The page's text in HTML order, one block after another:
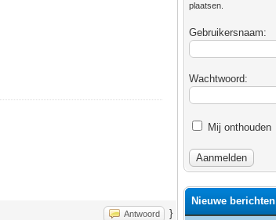
Antwoord }
plaatsen.
Gebruikersnaam:
Wachtwoord:
Mij onthouden
Nieuwe berichten